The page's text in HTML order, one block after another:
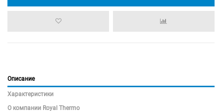
Описание
Характеристики
О компании Royal Thermo